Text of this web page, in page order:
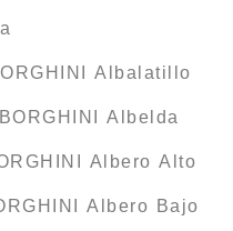
Albalatillo
Albelda
Albero Alto
Albero Bajo